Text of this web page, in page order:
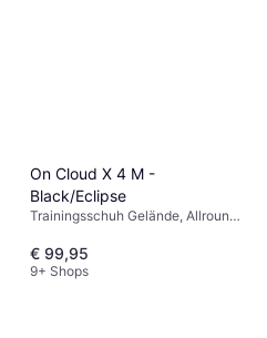
On Cloud X 4 M -
Black/Eclipse
Trainingsschuh Gelände, Allround,
€ 99,95
9+ Shops